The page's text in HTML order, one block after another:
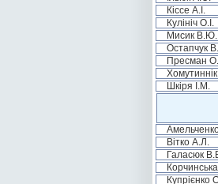
Кіссе А.І.
Кулініч О.І.
Мисик В.Ю.
Остапчук
Пресман
Шкіря І.М.
Вітко А.Л.
Галасюк
Купрієнко